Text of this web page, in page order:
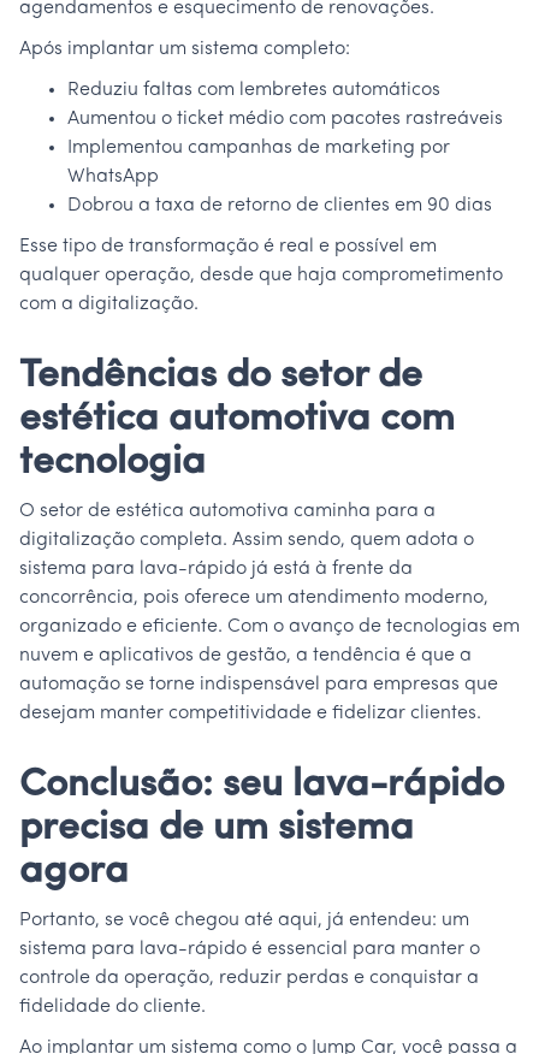
agendamentos e esquecimento de renovações.
Após implantar um sistema completo:
Reduziu faltas com lembretes automáticos
Aumentou o ticket médio com pacotes rastreáveis
Implementou campanhas de marketing por
WhatsApp
Dobrou a taxa de retorno de clientes em 90 dias
Esse tipo de transformação é real e possível em
qualquer operação, desde que haja comprometimento
com a digitalização.
Tendências do setor de
estética automotiva com
tecnologia
O setor de estética automotiva caminha para a
digitalização completa. Assim sendo, quem adota o
sistema para lava-rápido já está à frente da
concorrência, pois oferece um atendimento moderno,
organizado e eficiente. Com o avanço de tecnologias em
nuvem e aplicativos de gestão, a tendência é que a
automação se torne indispensável para empresas que
desejam manter competitividade e fidelizar clientes.
Conclusão: seu lava-rápido
precisa de um sistema
agora
Portanto, se você chegou até aqui, já entendeu: um
sistema para lava-rápido é essencial para manter o
controle da operação, reduzir perdas e conquistar a
fidelidade do cliente.
Ao implantar um sistema como o Jump Car, você passa a